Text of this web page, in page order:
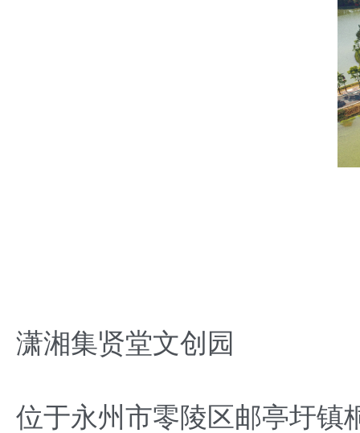
潇湘集贤堂文创园
位于永州市零陵区邮亭圩镇